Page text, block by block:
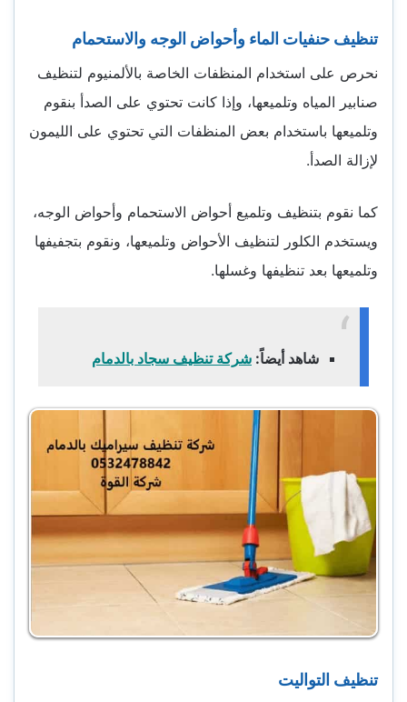
تنظيف حنفيات الماء وأحواض الوجه والاستحمام
نحرص على استخدام المنظفات الخاصة بالألمنيوم لتنظيف
صنابير المياه وتلميعها، وإذا كانت تحتوي على الصدأ بنقوم
وتلميعها باستخدام بعض المنظفات التي تحتوي على الليمون
لإزالة الصدأ.
كما نقوم بتنظيف وتلميع أحواض الاستحمام وأحواض الوجه،
ويستخدم الكلور لتنظيف الأحواض وتلميعها، ونقوم بتجفيفها
وتلميعها بعد تنظيفها وغسلها.
شاهد أيضاً: شركة تنظيف سجاد بالدمام
تنظيف التواليت